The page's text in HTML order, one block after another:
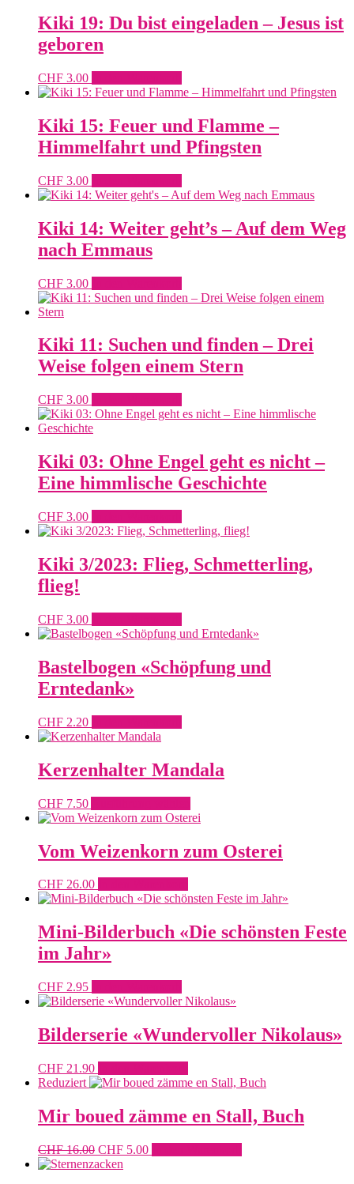
Kiki 19: Du bist eingeladen – Jesus ist
geboren
CHF 3.00
Kiki 15: Feuer und Flamme –
Himmelfahrt und Pfingsten
CHF 3.00
Kiki 14: Weiter geht’s – Auf dem Weg
nach Emmaus
CHF 3.00
Kiki 11: Suchen und finden – Drei
Weise folgen einem Stern
CHF 3.00
Kiki 03: Ohne Engel geht es nicht –
Eine himmlische Geschichte
CHF 3.00
Kiki 3/2023: Flieg, Schmetterling,
flieg!
CHF 3.00
Bastelbogen «Schöpfung und
Erntedank»
CHF 2.20
Kerzenhalter Mandala
CHF 7.50
Produkt
mehrere
Varianten
Optionen
auf
der
Vom Weizenkorn zum Osterei
CHF 26.00
Mini-Bilderbuch «Die schönsten Feste
im Jahr»
CHF 2.95
Bilderserie «Wundervoller Nikolaus»
CHF 21.90
Reduziert
Mir boued zämme en Stall, Buch
CHF16.00 Ursprünglicher
Preis
CHF 5.00Aktueller